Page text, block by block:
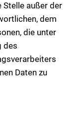
Stelle außer der
dem
die unter
des
Daten zu